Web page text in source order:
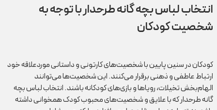
انتخاب لباس بچه گانه طرحدار با توجه به
شخصیت کودکان
کودکان در سنین پایین با شخصیت‌های کارتونی و داستانی موردعلاقه خود
ارتباط عاطفی و ذهنی برقرار می‌کنند. این شخصیت‌ها می‌توانند
الهام‌بخش تخیلات، رویاها و بازی‌های کودکانه باشند. انتخاب لباس بچه
گانه طرحدار که با علایق و شخصیت‌های محبوب کودک همخوانی داشته